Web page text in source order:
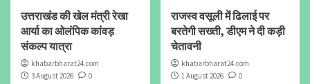
उत्तराखंड की खेल मंत्री रेखा
आर्या का ओलंपिक कांवड़
संकल्प यात्रा
khabarbharat24.com
3 August 2026
0
राजस्व वसूली में ढिलाई पर
बरतेगी सख्ती, डीएम ने दी कड़ी
चेतावनी
khabarbharat24.com
1 August 2026
0